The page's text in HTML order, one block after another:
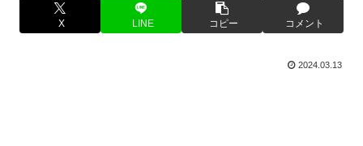
X LINE コピー コメント
2024.03.13